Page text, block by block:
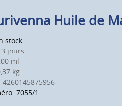
Huile de
stock
jours
ml
kg
4260145875956
7055/1